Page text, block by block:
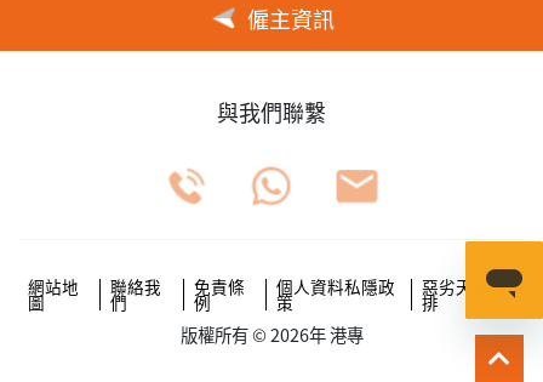
僱主資訊
與我們聯繫
網站地
圖
聯絡我
們
免責條
例
個人資料私隱政
策
惡劣天氣安
排
版權所有 © 2026年 港專